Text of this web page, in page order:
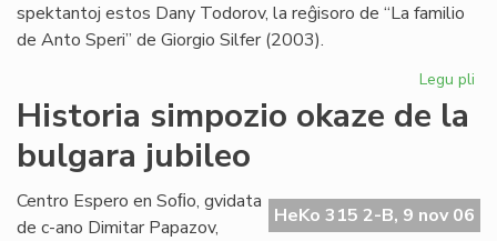
spektantoj estos Dany Todorov, la reĝisoro de “La familio
de Anto Speri” de Giorgio Silfer (2003).
Legu pli
Historia simpozio okaze de la
bulgara jubileo
HeKo 315 2-B, 9 nov 06
Centro Espero en Soﬁo, gvidata
de c-ano Dimitar Papazov,